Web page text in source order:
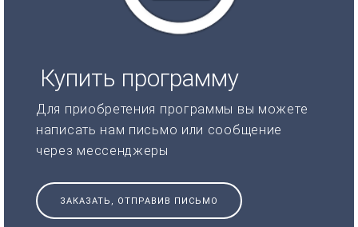
Купить программу
Для приобретения программы вы можете
написать нам письмо или сообщение
через мессенджеры
ЗАКАЗАТЬ, ОТПРАВИВ ПИСЬМО